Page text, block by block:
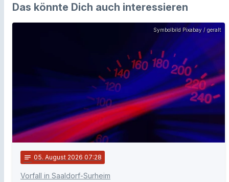
Das könnte Dich auch interessieren
Symbolbild Pixabay / geralt
notes 05. August 2026 07:28
Vorfall in Saaldorf-Surheim